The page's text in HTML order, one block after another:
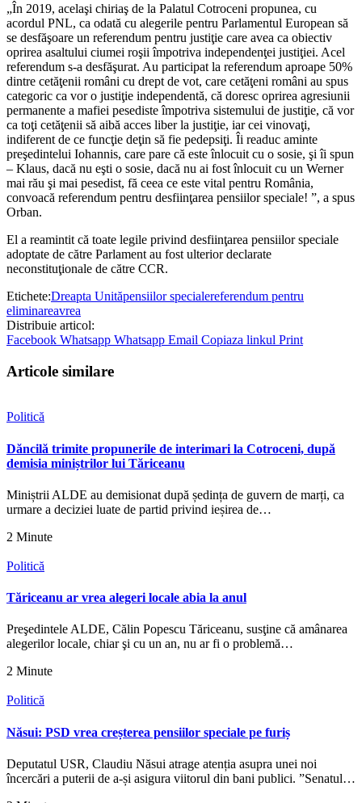
„În 2019, acelaşi chiriaş de la Palatul Cotroceni propunea, cu
acordul PNL, ca odată cu alegerile pentru Parlamentul European să
se desfăşoare un referendum pentru justiţie care avea ca obiectiv
oprirea asaltului ciumei roşii împotriva independenţei justiţiei. Acel
referendum s-a desfăşurat. Au participat la referendum aproape 50%
dintre cetăţenii români cu drept de vot, care cetăţeni români au spus
categoric ca vor o justiţie independentă, că doresc oprirea agresiunii
permanente a mafiei pesediste împotriva sistemului de justiţie, că vor
ca toţi cetăţenii să aibă acces liber la justiţie, iar cei vinovaţi,
indiferent de ce funcţie deţin să fie pedepsiţi. Îi readuc aminte
preşedintelui Iohannis, care pare că este înlocuit cu o sosie, şi îi spun
– Klaus, dacă nu eşti o sosie, dacă nu ai fost înlocuit cu un Werner
mai rău şi mai pesedist, fă ceea ce este vital pentru România,
convoacă referendum pentru desfiinţarea pensiilor speciale! ”, a spus
Orban.
El a reamintit că toate legile privind desfiinţarea pensiilor speciale
adoptate de către Parlament au fost ulterior declarate
neconstituţionale de către CCR.
Etichete:Dreapta Unităpensiilor specialereferendum pentru
eliminareavrea
Distribuie articol:
Facebook Whatsapp Whatsapp Email Copiaza linkul Print
Articole similare
Politică
Dăncilă trimite propunerile de interimari la Cotroceni, după
demisia miniștrilor lui Tăriceanu
Miniștrii ALDE au demisionat după ședința de guvern de marți, ca
urmare a deciziei luate de partid privind ieșirea de…
2 Minute
Politică
Tăriceanu ar vrea alegeri locale abia la anul
Preşedintele ALDE, Călin Popescu Tăriceanu, susţine că amânarea
alegerilor locale, chiar şi cu un an, nu ar fi o problemă…
2 Minute
Politică
Năsui: PSD vrea creșterea pensiilor speciale pe furiș
Deputatul USR, Claudiu Năsui atrage atenția asupra unei noi
încercări a puterii de a-și asigura viitorul din bani publici. ”Senatul…